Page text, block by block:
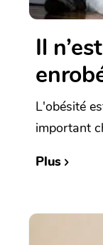
Il
L'obésité
important
Plus